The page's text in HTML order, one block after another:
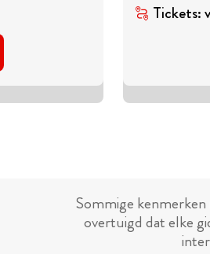
Tickets:
Sommige kenmerken
overtuigd dat elke